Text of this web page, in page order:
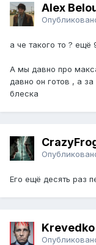
Alex
а че такого то ? ещё
А мы давно про
давно он готов , а
блеска
Его ещё десять раз
Krevedko